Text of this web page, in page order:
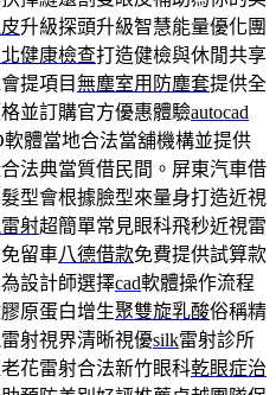
升級探頭升級智慧能量優化團
健康檢查打造健檢與休閒共享
提項目無塵室用防塵套提供全
並訂購官方優惠體驗autocad
體當地合法當舖機構並提供
法典當質借民間。屏東汽車借
型會根據臉型來量身打造近視
射超簡單常見眼科飛秒近視雷
留車八德借款免費提供試算款
設計師選擇cad軟體操作流程
原蛋白增生聚雙旋乳酸俗稱精
射視界清晰視優silk雷射診所
花雷射合法新竹眼科乾眼症治